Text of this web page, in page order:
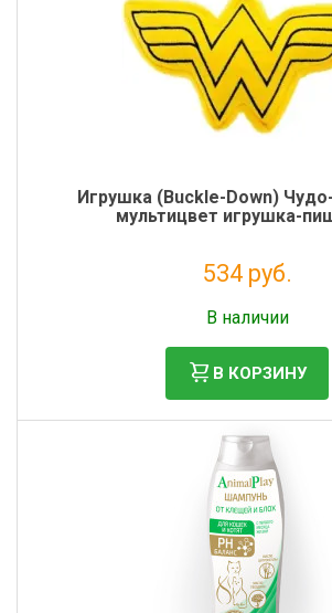
Игрушка (Buckle-Down)
мультицвет игрушка-
534 руб.
В наличии
В КОРЗИНУ